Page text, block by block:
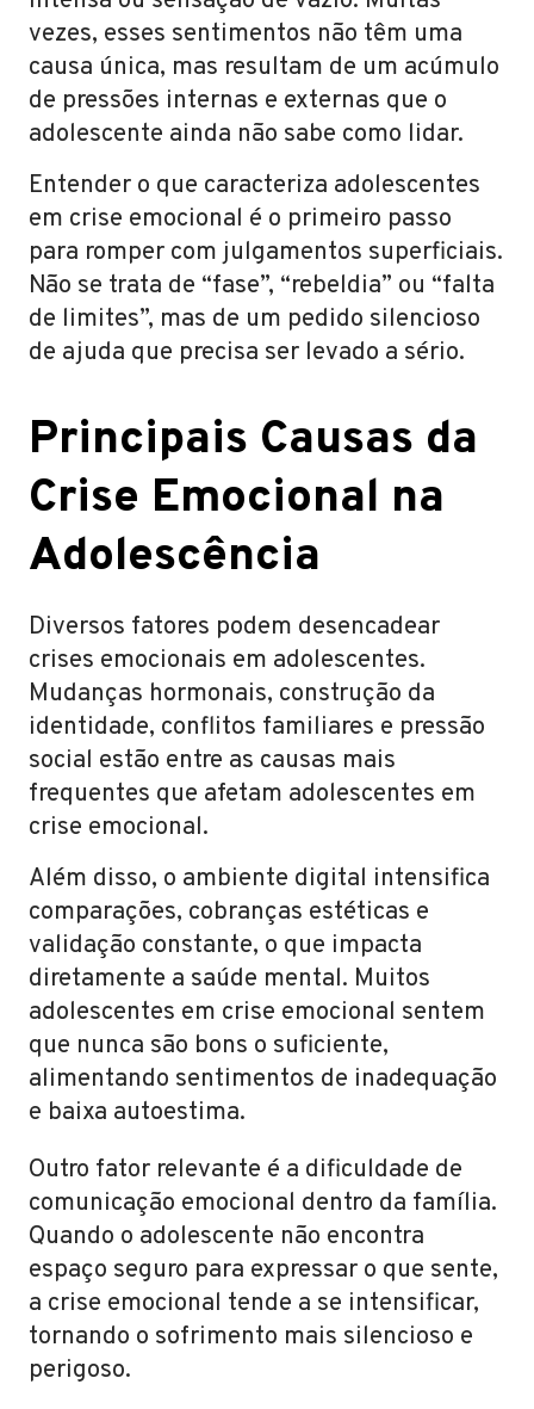
vezes, esses sentimentos não têm uma
causa única, mas resultam de um acúmulo
de pressões internas e externas que o
adolescente ainda não sabe como lidar.
Entender o que caracteriza adolescentes
em crise emocional é o primeiro passo
para romper com julgamentos superficiais.
Não se trata de “fase”, “rebeldia” ou “falta
de limites”, mas de um pedido silencioso
de ajuda que precisa ser levado a sério.
Principais Causas da
Crise Emocional na
Adolescência
Diversos fatores podem desencadear
crises emocionais em adolescentes.
Mudanças hormonais, construção da
identidade, conflitos familiares e pressão
social estão entre as causas mais
frequentes que afetam adolescentes em
crise emocional.
Além disso, o ambiente digital intensifica
comparações, cobranças estéticas e
validação constante, o que impacta
diretamente a saúde mental. Muitos
adolescentes em crise emocional sentem
que nunca são bons o suficiente,
alimentando sentimentos de inadequação
e baixa autoestima.
Outro fator relevante é a dificuldade de
comunicação emocional dentro da família.
Quando o adolescente não encontra
espaço seguro para expressar o que sente,
a crise emocional tende a se intensificar,
tornando o sofrimento mais silencioso e
perigoso.